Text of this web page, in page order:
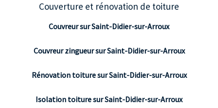
Couverture et rénovation de toiture
Couvreur sur Saint-Didier-sur-Arroux
Couvreur zingueur sur Saint-Didier-sur-Arroux
Rénovation toiture sur Saint-Didier-sur-Arroux
Isolation toiture sur Saint-Didier-sur-Arroux